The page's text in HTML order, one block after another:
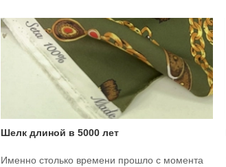
Шелк длиной в 5000 лет
Именно столько времени прошло с момента